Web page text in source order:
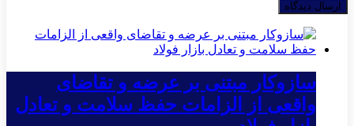
سازوکار مبتنی بر عرضه و تقاضای
واقعی از الزامات حفظ سلامت و تعادل